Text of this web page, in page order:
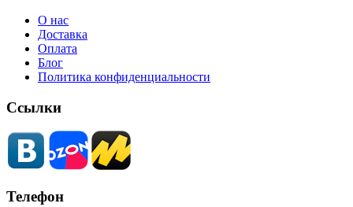
О нас
Доставка
Оплата
Блог
Политика конфиденциальности
Ссылки
Телефон